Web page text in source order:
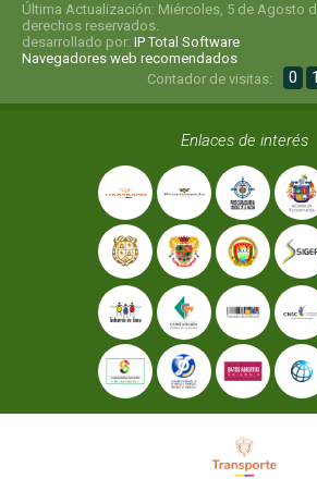
Última Actualización: Miércoles, 5 de Agosto
derechos reservados.
desarrollado por: IP Total Software
Navegadores web recomendados
Contador de visitas:
0 1
Enlaces de interés